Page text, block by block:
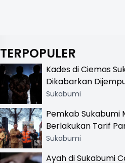
TERPOPULER
Kades di Ciemas
Dikabarkan
Satnarkoba, Polisi
Sukabumi
Pemkab Sukabumi
Berlakukan Tarif
Resmi di 13 Lokasi
Sukabumi
Ayah di Sukabumi